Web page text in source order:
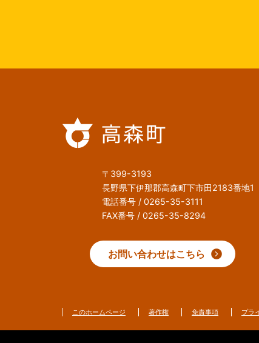
〒399-3193
長野県下伊那郡高森町下市田2183番地1
電話番号 / 0265-35-3111
FAX番号 / 0265-35-8294
お問い合わせはこちら
このホームページ 著作権 免責事項 プラ